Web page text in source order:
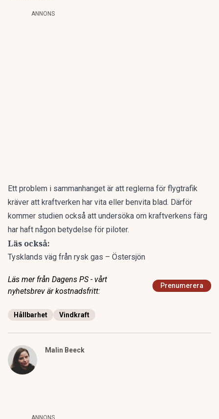
ANNONS
Ett problem i sammanhanget är att reglerna för flygtrafik
kräver att kraftverken har vita eller benvita blad. Därför
kommer studien också att undersöka om kraftverkens färg
har haft någon betydelse för piloter.
Läs också:
Tysklands väg från rysk gas – Östersjön
Läs mer från Dagens PS - vårt
nyhetsbrev är kostnadsfritt:
Prenumerera
Hållbarhet Vindkraft
Malin Beeck
ANNONS